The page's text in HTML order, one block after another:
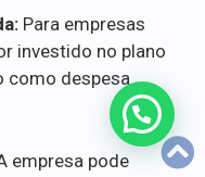
Para empresas
investido no plano
como despesa
empresa pode